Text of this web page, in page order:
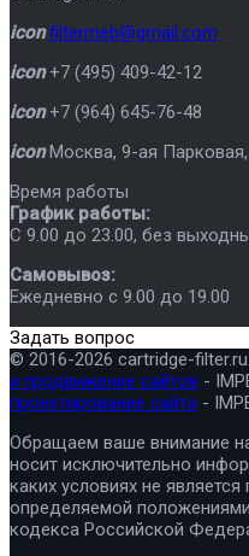
icon filtermeb@gmail.com
icon +7 (495) 409-42-12
icon +7 (964) 645-76-48
icon Москва, 9-ая
Время работы
График работы:
C 9.00 до 23.00, без
Самовывоз:
Ежедневно с 9.00 до 19.00
Задать вопрос
© 2016-2026 cartridge-
и продвижение сайтов -
проектирование сайта -
Обращаем ваше внимание
носит исключительно
каких условиях не
определяемой
кодекса Российской